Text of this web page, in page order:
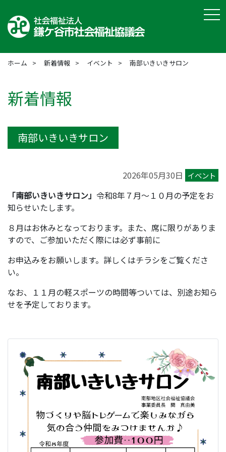
ホーム 新着情報 イベント 南部いきいきサロン
新着情報
南部いきいきサロン
2026年05月30日 イベント
「南部いきいきサロン」 令和8年７月～１０月の予定をお
知らせいたします。
８月はお休みとなっております。また、席に限りがありま
すので、ご参加いただく際には必ず事前に
お申込みをお願いします。詳しくはチラシをご覧くださ
い。
なお、１１月の軽スポーツの時間等ついては、別途お知ら
せを予定しております。